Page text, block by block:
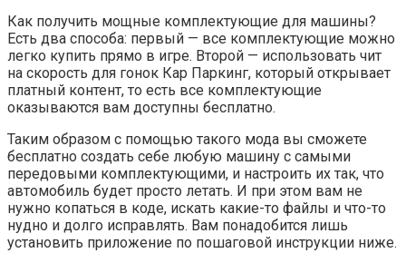
Как получить мощные комплектующие для машины?
Есть два способа: первый — все комплектующие можно
легко купить прямо в игре. Второй — использовать чит
на скорость для гонок Кар Паркинг, который открывает
платный контент, то есть все комплектующие
оказываются вам доступны бесплатно.
Таким образом с помощью такого мода вы сможете
бесплатно создать себе любую машину с самыми
передовыми комплектующими, и настроить их так, что
автомобиль будет просто летать. И при этом вам не
нужно копаться в коде, искать какие-то файлы и что-то
нудно и долго исправлять. Вам понадобится лишь
установить приложение по пошаговой инструкции ниже.